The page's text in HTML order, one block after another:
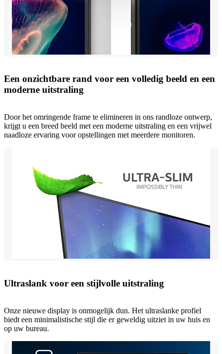
Een onzichtbare rand voor een volledig beeld en een
moderne uitstraling
Door het omringende frame te elimineren in ons randloze ontwerp,
krijgt u een breed beeld met een moderne uitstraling en een vrijwel
naadloze ervaring voor opstellingen met meerdere monitoren.
Ultraslank voor een stijlvolle uitstraling
Onze nieuwe display is onmogelijk dun. Het ultraslanke profiel
biedt een minimalistische stijl die er geweldig uitziet in uw huis en
op uw bureau.